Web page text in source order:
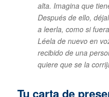
alta. Imagina que
Después de ello,
a leerla, como si
Léela de nuevo en
recibido de una
quiere que se la
Tu carta de